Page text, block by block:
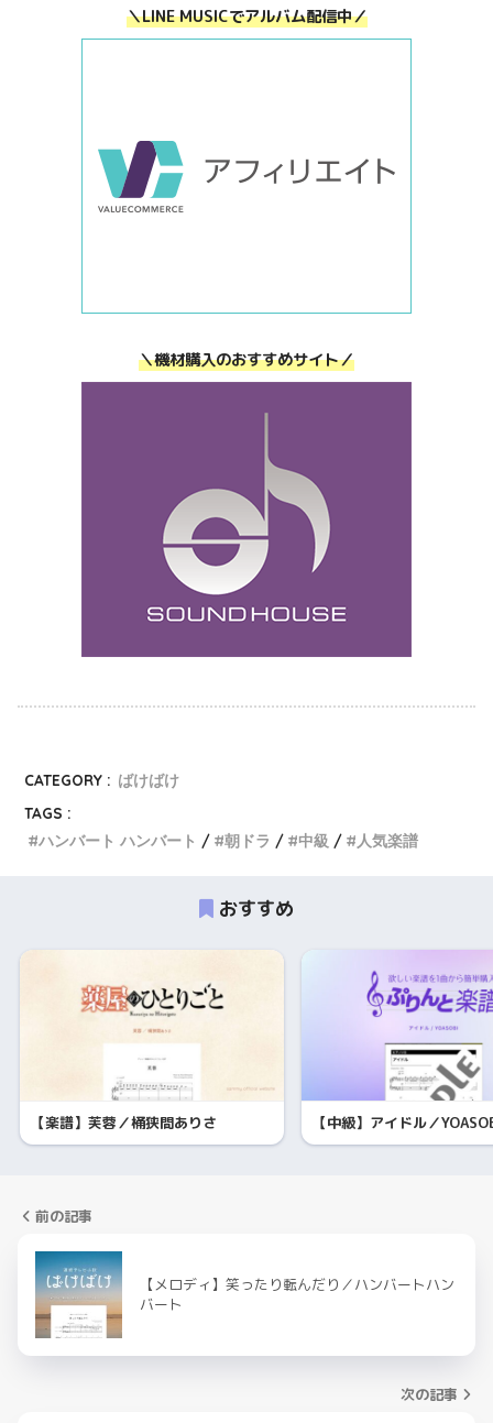
＼LINE MUSICでアルバム配信中／
＼機材購入のおすすめサイト／
CATEGORY : ばけばけ
TAGS :
ハンバート ハンバート
朝ドラ 中級 人気楽譜
おすすめ
【楽譜】芙蓉／桶狭間ありさ 【中級】アイドル／
前の記事
【メロディ】笑ったり転んだり／ハンバートハン
バート
次の記事